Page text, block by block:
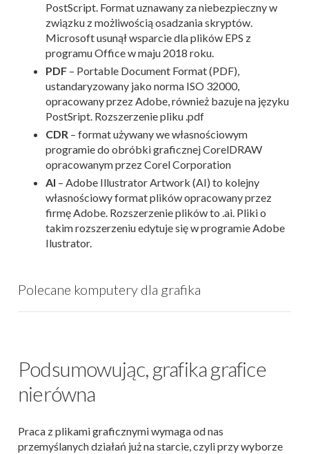
PostScript. Format uznawany za niebezpieczny w
związku z możliwością osadzania skryptów.
Microsoft usunął wsparcie dla plików EPS z
programu Office w maju 2018 roku.
PDF – Portable Document Format (PDF),
ustandaryzowany jako norma ISO 32000,
opracowany przez Adobe, również bazuje na języku
PostSript. Rozszerzenie pliku .pdf
CDR – format używany we własnościowym
programie do obróbki graficznej CorelDRAW
opracowanym przez Corel Corporation
AI – Adobe Illustrator Artwork (AI) to kolejny
własnościowy format plików opracowany przez
firmę Adobe. Rozszerzenie plików to .ai. Pliki o
takim rozszerzeniu edytuje się w programie Adobe
Ilustrator.
Polecane komputery dla grafika
Podsumowując, grafika grafice
nierówna
Praca z plikami graficznymi wymaga od nas
przemyślanych działań już na starcie, czyli przy wyborze